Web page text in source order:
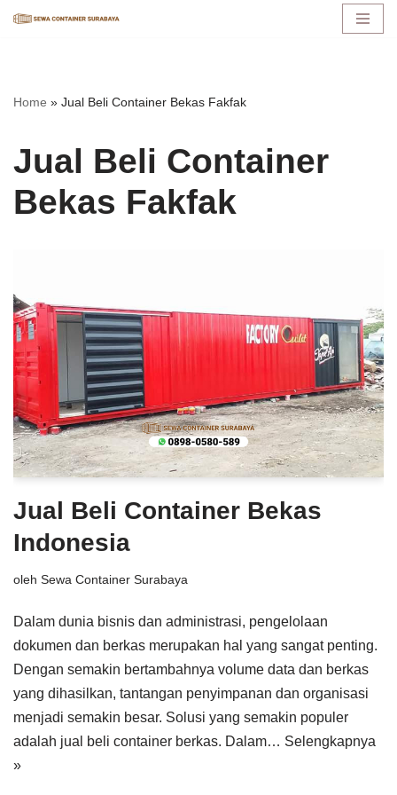
konten
Home » Jual Beli Container Bekas Fakfak
Jual Beli Container
Bekas Fakfak
Jual Beli Container Bekas
Indonesia
oleh Sewa Container Surabaya
Dalam dunia bisnis dan administrasi, pengelolaan
dokumen dan berkas merupakan hal yang sangat penting.
Dengan semakin bertambahnya volume data dan berkas
yang dihasilkan, tantangan penyimpanan dan organisasi
menjadi semakin besar. Solusi yang semakin populer
adalah jual beli container berkas. Dalam… Selengkapnya
»